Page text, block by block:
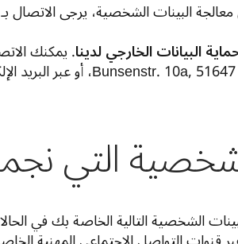
البينات الشخصية، يرجى الاتصال بـ
البيانات الخارجي لدينا